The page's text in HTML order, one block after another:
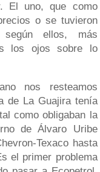
El uno, que como
o se tuvieron
según ellos, más
los ojos sobre lo
nos resteamos
de La Guajira tenía
como obligaban la
de Álvaro Uribe
Texaco hasta
el primer problema